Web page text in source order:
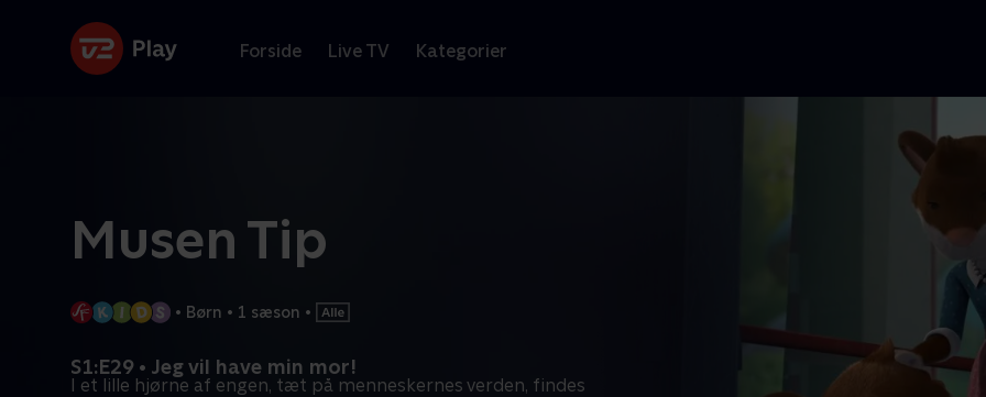
Forside Live TV Kategorier
Musen Tip
• Børn • 1 sæson •
S1:E29 • Jeg vil have min mor!
I et lille hjørne af engen, tæt på menneskernes verden, findes